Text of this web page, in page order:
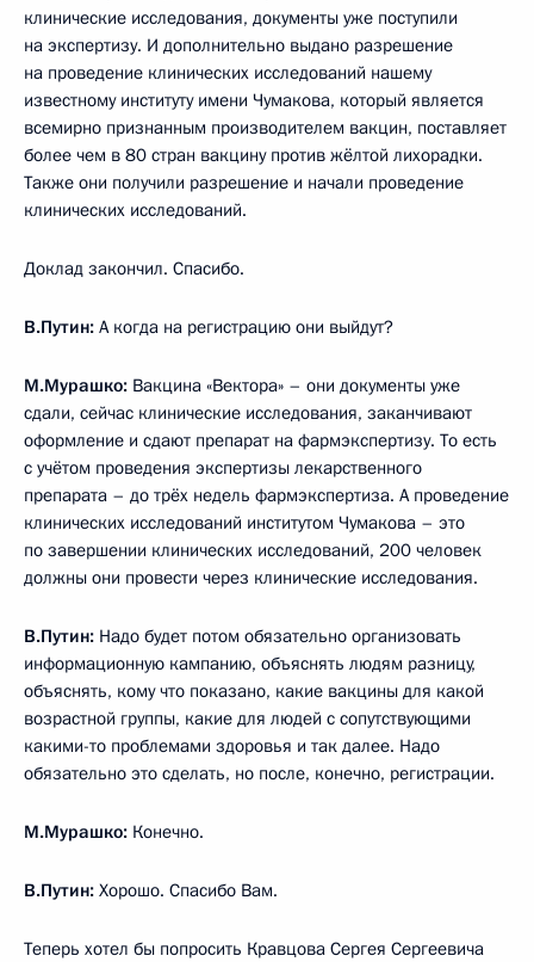
клинические исследования, документы уже поступили
на экспертизу. И дополнительно выдано разрешение
на проведение клинических исследований нашему
известному институту имени Чумакова, который является
всемирно признанным производителем вакцин, поставляет
более чем в 80 стран вакцину против жёлтой лихорадки.
Также они получили разрешение и начали проведение
клинических исследований.
Доклад закончил. Спасибо.
В.Путин: А когда на регистрацию они выйдут?
М.Мурашко: Вакцина «Вектора» – они документы уже
сдали, сейчас клинические исследования, заканчивают
оформление и сдают препарат на фармэкспертизу. То есть
с учётом проведения экспертизы лекарственного
препарата – до трёх недель фармэкспертиза. А проведение
клинических исследований институтом Чумакова – это
по завершении клинических исследований, 200 человек
должны они провести через клинические исследования.
В.Путин: Надо будет потом обязательно организовать
информационную кампанию, объяснять людям разницу,
объяснять, кому что показано, какие вакцины для какой
возрастной группы, какие для людей с сопутствующими
какими-то проблемами здоровья и так далее. Надо
обязательно это сделать, но после, конечно, регистрации.
М.Мурашко: Конечно.
В.Путин: Хорошо. Спасибо Вам.
Теперь хотел бы попросить Кравцова Сергея Сергеевича